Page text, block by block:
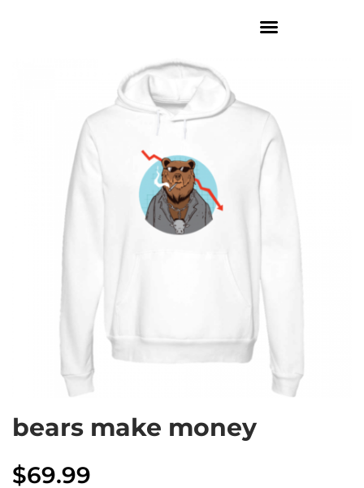
bears make money
$69.99